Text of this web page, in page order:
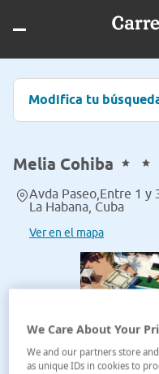
Modifica tu
Melia Cohiba
Avda Paseo,Entre 1 y
La Habana, Cuba
Ver en el mapa
We Care About Your
We and our partners store
as unique IDs in cookies to